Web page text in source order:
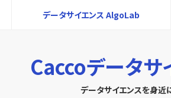
データサイエンス AlgoLab
Caccoデータ
データサイエンスを身近